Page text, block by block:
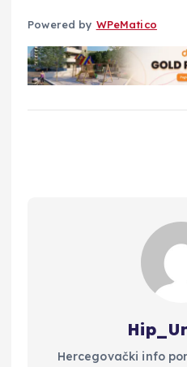
Powered by WPeMatico
Hercegovački info